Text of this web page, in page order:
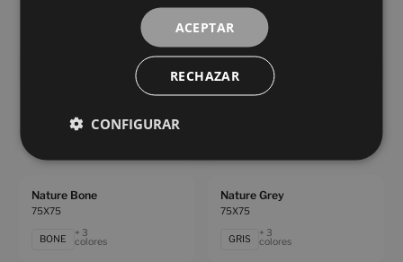
75X75
+ 5
colores
+ 3
Nature Bone Antislip
Nature Bone
75X75
BONE
+ 3
colores
Nature Grey
75X75
GRIS
+ 3
colores
ACEPTAR
RECHAZAR
CONFIGURAR